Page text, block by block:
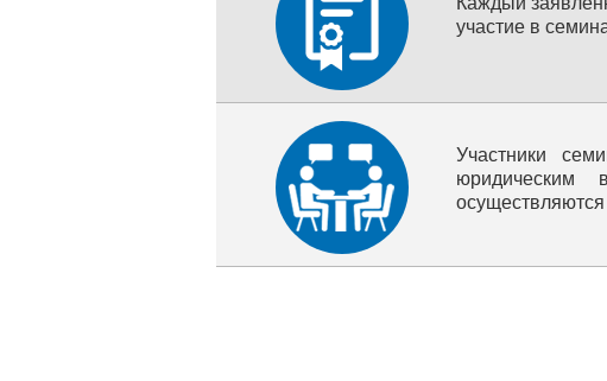
участие в
Участники
юридическим